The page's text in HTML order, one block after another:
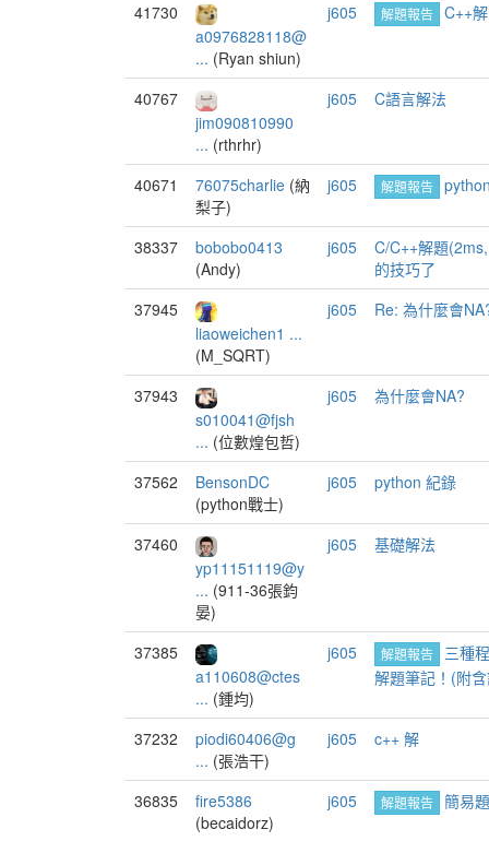
41730
a0976828118@
... (Ryan shiun)
j605 解題報告 C++
40767
jim090810990
... (rthrhr)
j605 C語言解法
40671 76075charlie (納
梨子)
j605 解題報告
38337
bobobo0413
(Andy)
j605
C/C++解題
的技巧了
37945
liaoweichen1 ...
(M_SQRT)
j605 Re: 為什麼會
37943
s010041@fjsh
... (位數煌包哲)
j605 為什麼會NA?
37562
BensonDC
(python戰士)
j605 python 紀錄
37460
yp11151119@y
... (911-36張鈞
晏)
j605 基礎解法
37385
a110608@ctes
... (鍾均)
j605 解題報告
三種
解題筆記！(附
37232
piodi60406@g
... (張浩干)
j605 c++ 解
36835
fire5386
(becaidorz)
j605 解題報告 簡易